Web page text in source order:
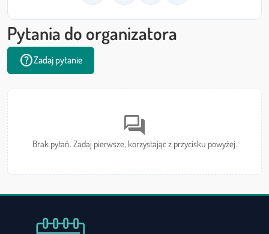
Pytania do organizatora
helpZadaj pytanie
forum
Brak pytań. Zadaj pierwsze, korzystając z przycisku powyżej.